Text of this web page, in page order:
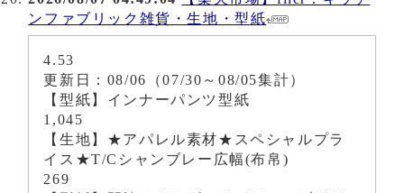
ンファブリック雑貨・生地・型紙
4.53
更新日：08/06（07/30～08/05集計）
【型紙】インナーパンツ型紙
1,045
【生地】★アパレル素材★スペシャルプラ
イス★T/Cシャンブレー広幅(布帛)
269